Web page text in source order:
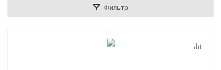
Фильтр